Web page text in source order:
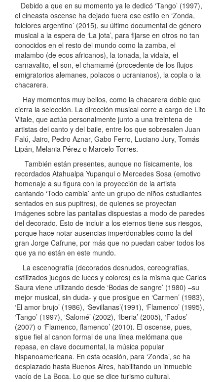
Debido a que en su momento ya le dedicó ‘Tango’ (1997),
el cineasta oscense ha dejado fuera ese estilo en ‘Zonda,
folclores argentino’ (2015), su último documental de género
musical a la espera de ‘La jota’, para fijarse en otros no tan
conocidos en el resto del mundo como la zamba, el
malambo (de ecos africanos), la tonada, la vidala, el
carnavalito, el son, el chamamé (procedente de los flujos
emigratorios alemanes, polacos o ucranianos), la copla o la
chacarera.
Hay momentos muy bellos, como la chacarera doble que
cierra la selección. La dirección musical corre a cargo de Lito
Vitale, que actúa personalmente junto a una treintena de
artistas del canto y del baile, entre los que sobresalen Juan
Falú, Jairo, Pedro Aznar, Gabo Ferro, Luciano Jury, Tomás
Lipán, Melania Pérez o Marcelo Torres.
También están presentes, aunque no físicamente, los
recordados Atahualpa Yupanqui o Mercedes Sosa (emotivo
homenaje a su figura con la proyección de la artista
cantando ‘Todo cambia’ ante un grupo de niños estudiantes
sentados en sus pupitres), de quienes se proyectan
imágenes sobre las pantallas dispuestas a modo de paredes
del decorado. Esto de incluir a los eternos tiene sus riesgos,
porque hace notar ausencias imperdonables como la del
gran Jorge Cafrune, por más que no puedan caber todos los
que ya no están en este mundo.
La escenografía (decorados desnudos, coreografías,
estilizados juegos de luces y colores) es la misma que Carlos
Saura viene utilizando desde ‘Bodas de sangre’ (1980) –su
mejor musical, sin duda- y que prosigue en ‘Carmen’ (1983),
‘El amor brujo’ (1986), ‘Sevillanas’(1991), ‘Flamenco’ (1995),
‘Tango’ (1997), ‘Salomé’ (2002), ‘Iberia’ (2005), ‘Fados’
(2007) o ‘Flamenco, flamenco’ (2010). El oscense, pues,
sigue fiel al canon formal de una línea melómana que
repasa, en clave documental, la música popular
hispanoamericana. En esta ocasión, para ‘Zonda’, se ha
desplazado hasta Buenos Aires, habilitando un inmueble
vacío de La Boca. Lo que se dice turismo cultural.